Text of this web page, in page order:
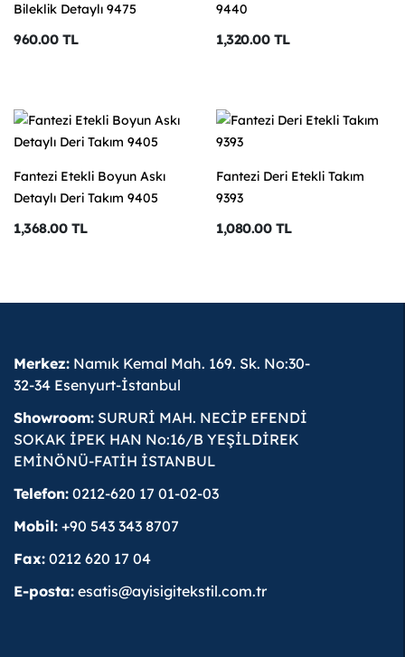
Bileklik Detaylı 9475
960.00 TL
9440
1,320.00 TL
Fantezi Etekli Boyun Askı
Detaylı Deri Takım 9405
1,368.00 TL
Fantezi Deri Etekli Takım
9393
1,080.00 TL
Merkez: Namık Kemal Mah. 169. Sk. No:30-
32-34 Esenyurt-İstanbul
Showroom: SURURİ MAH. NECİP EFENDİ
SOKAK İPEK HAN No:16/B YEŞİLDİREK
EMİNÖNÜ-FATİH İSTANBUL
Telefon: 0212-620 17 01-02-03
Mobil: +90 543 343 8707
Fax: 0212 620 17 04
E-posta: esatis@ayisigitekstil.com.tr